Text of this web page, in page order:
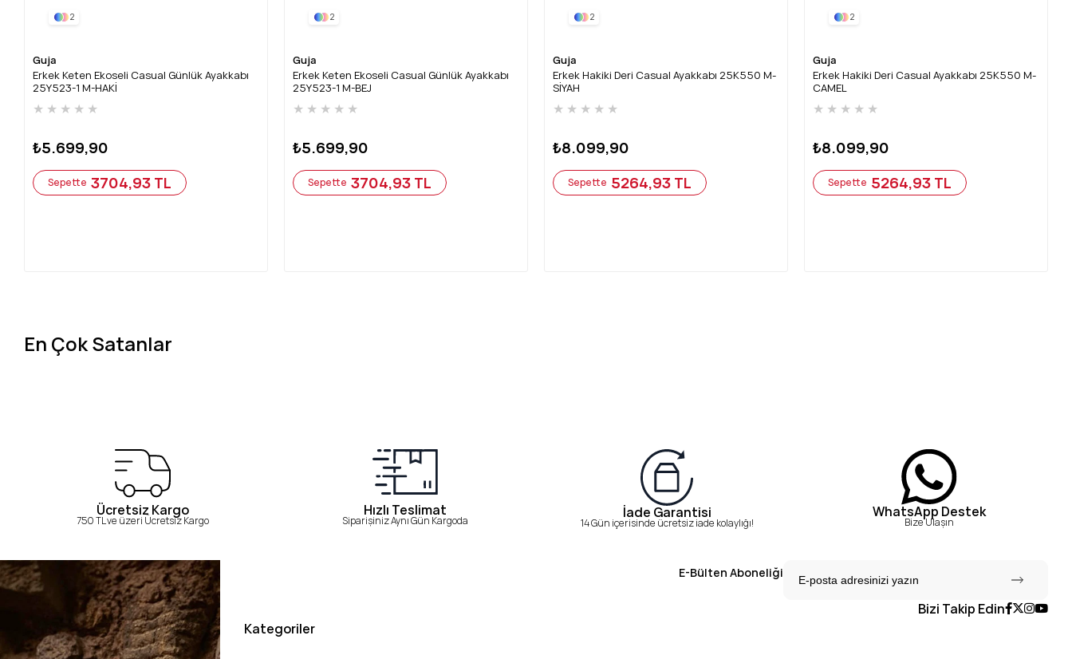
2
Guja
Erkek Keten Ekoseli Casual Günlük Ayakkabı
25Y523-1 M-HAKİ
★ ★ ★ ★ ★
₺5.699,90
Sepette 3704,93 TL
2
Guja
Erkek Keten Ekoseli Casual Günlük Ayakkabı
25Y523-1 M-BEJ
★ ★ ★ ★ ★
₺5.699,90
Sepette 3704,93 TL
2
Guja
Erkek Hakiki Deri Casual Ayakkabı 25K550 M-
SİYAH
★ ★ ★ ★ ★
₺8.099,90
Sepette 5264,93 TL
2
Guja
Erkek Hakiki Deri Casual Ayakkabı 25K550 M-
CAMEL
★ ★ ★ ★ ★
₺8.099,90
Sepette 5264,93 TL
En Çok Satanlar
Ücretsiz Kargo
750 TL ve üzeri Ücretsiz Kargo
Hızlı Teslimat
Siparişiniz Aynı Gün Kargoda İade Garantisi
14 Gün içerisinde ücretsiz iade kolaylığı!
WhatsApp Destek
Bize Ulaşın
E-Bülten Aboneliği
Bizi Takip Edin
Kategoriler